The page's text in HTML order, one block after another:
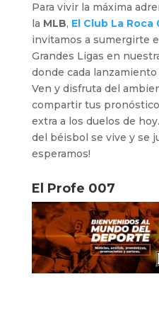
Para vivir la máxima
la MLB, El Club La Roca
invitamos a sumergirte
Grandes Ligas en
donde cada
Ven y disfruta del
compartir tus
extra a los duelos de
del béisbol se vive y se
esperamos!
El Profe 007